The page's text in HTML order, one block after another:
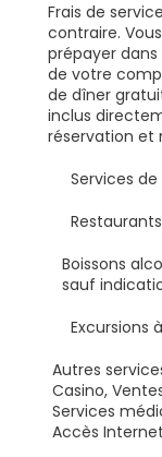
Frais de
contraire.
prépayer
de votre
de dîner
inclus
réservation et
Services
Boissons
sauf
Excursions
Autres
Casino,
Services
Accès